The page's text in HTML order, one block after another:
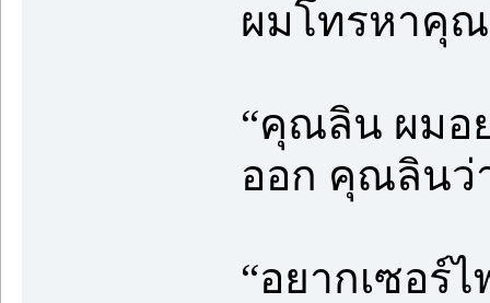
ผมโทรหาคุ
“คุณลิน ผมอ
ออก คุณลินว่
“อยากเซอร์ไ